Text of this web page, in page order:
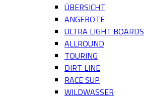
ÜBERSICHT
ANGEBOTE
ULTRA LIGHT BOARDS
ALLROUND
TOURING
DIRT LINE
RACE SUP
WILDWASSER